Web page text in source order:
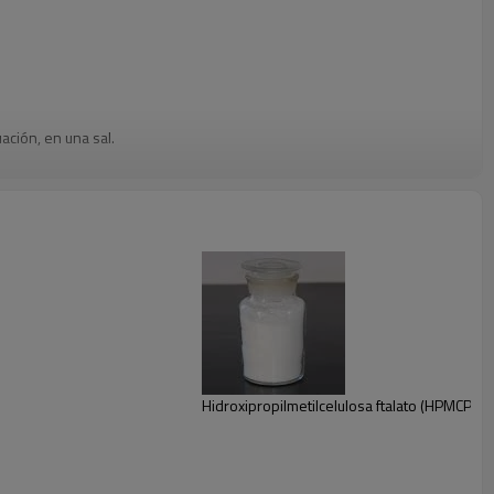
, en una sal.
Hidroxipropilmetilcelulosa ftalato (HPMCP